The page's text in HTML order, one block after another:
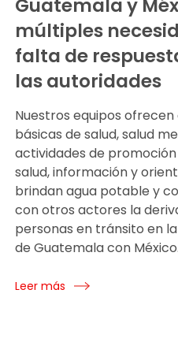
Guatemala y
múltiples
falta de
las autoridades
Nuestros equipos
básicas de salud, salud
actividades de
salud, información y
brindan agua potable y
con otros actores la
personas en tránsito en
de Guatemala con México.
Leer más